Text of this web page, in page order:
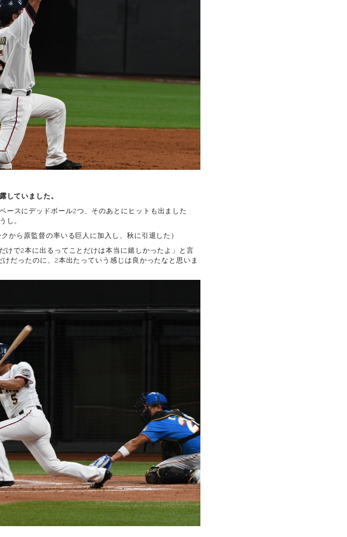
ていました。
ースにデッドボール2つ、そのあとにヒットも出ました
し。
から原監督の率いる巨人に加入し、秋に引退した）
けで2本に出るってことだけは本当に嬉しかったよ」と言
だったのに、2本出たっていう感じは良かったなと思いま